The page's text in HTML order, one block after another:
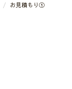
お見積もり①